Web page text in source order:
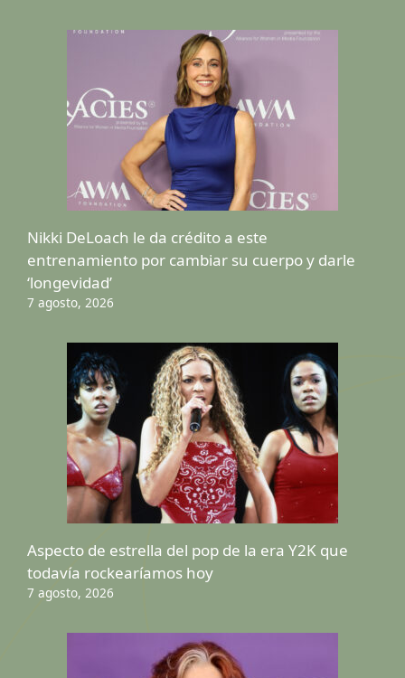
Nikki DeLoach le da crédito a este
entrenamiento por cambiar su cuerpo y darle
‘longevidad’
7 agosto, 2026
Aspecto de estrella del pop de la era Y2K que
todavía rockearíamos hoy
7 agosto, 2026